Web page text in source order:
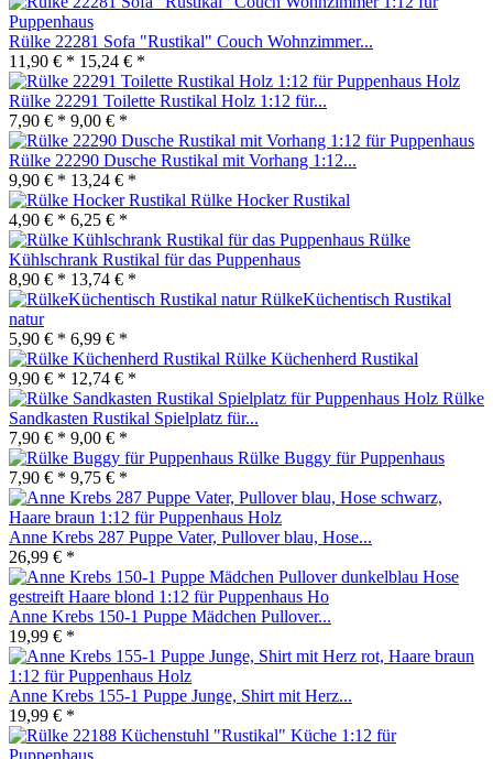
Rülke 22281 Sofa "Rustikal" Couch Wohnzimmer...
11,90 € * 15,24 € *
Rülke 22291 Toilette Rustikal Holz 1:12 für...
7,90 € * 9,00 € *
Rülke 22290 Dusche Rustikal mit Vorhang 1:12...
9,90 € * 13,24 € *
Rülke Hocker Rustikal
4,90 € * 6,25 € *
Rülke
Kühlschrank Rustikal für das Puppenhaus
8,90 € * 13,74 € *
RülkeKüchentisch Rustikal
natur
5,90 € * 6,99 € *
Rülke Küchenherd Rustikal
9,90 € * 12,74 € *
Rülke
Sandkasten Rustikal Spielplatz für...
7,90 € * 9,00 € *
Rülke Buggy für Puppenhaus
7,90 € * 9,75 € *
Anne Krebs 287 Puppe Vater, Pullover blau, Hose...
26,99 € *
Anne Krebs 150-1 Puppe Mädchen Pullover...
19,99 € *
Anne Krebs 155-1 Puppe Junge, Shirt mit Herz...
19,99 € *